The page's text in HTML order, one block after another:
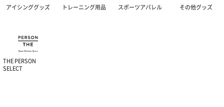
アイシンググッズ トレーニング用品 スポーツアパレル その他グッズ
THE PERSON
SELECT